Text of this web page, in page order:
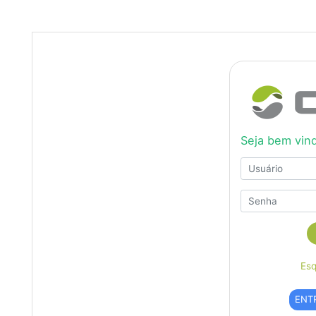
Seja bem